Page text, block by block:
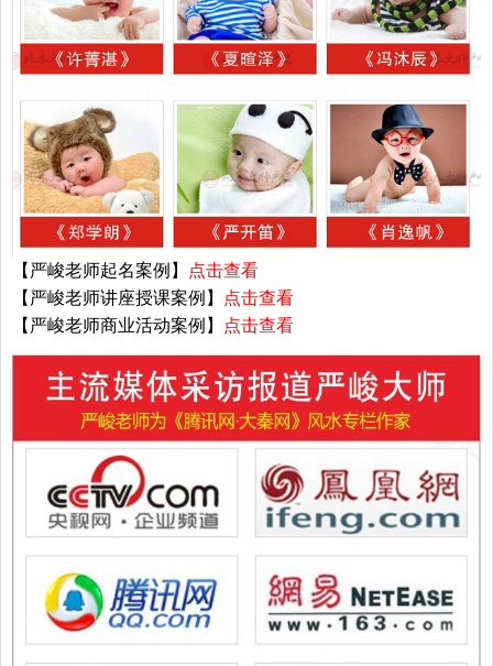
【严峻老师起名案例】
点击查看
【严峻老师讲座授课案例】
点击查看
【严峻老师商业活动案例】
点击查看